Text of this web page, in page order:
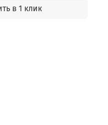
в 1 клик